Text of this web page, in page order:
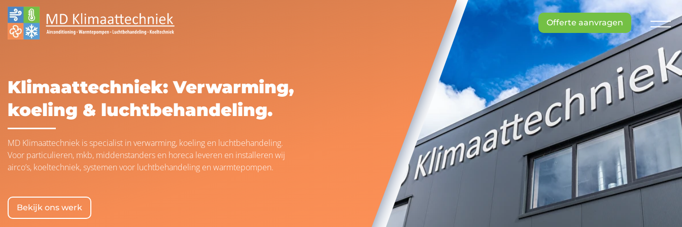
overslaan
Offerte aanvragen
Klimaattechniek: Verwarming,
koeling & luchtbehandeling.
MD Klimaattechniek is specialist in verwarming, koeling en luchtbehandeling.
Voor particulieren, mkb, middenstanders en horeca leveren en installeren wij
airco’s, koeltechniek, systemen voor luchtbehandeling en warmtepompen.
Bekijk ons werk